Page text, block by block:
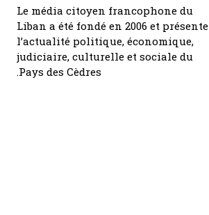
Le média citoyen francophone du
Liban a été fondé en 2006 et présente
l’actualité politique, économique,
judiciaire, culturelle et sociale du
Pays des Cèdres.